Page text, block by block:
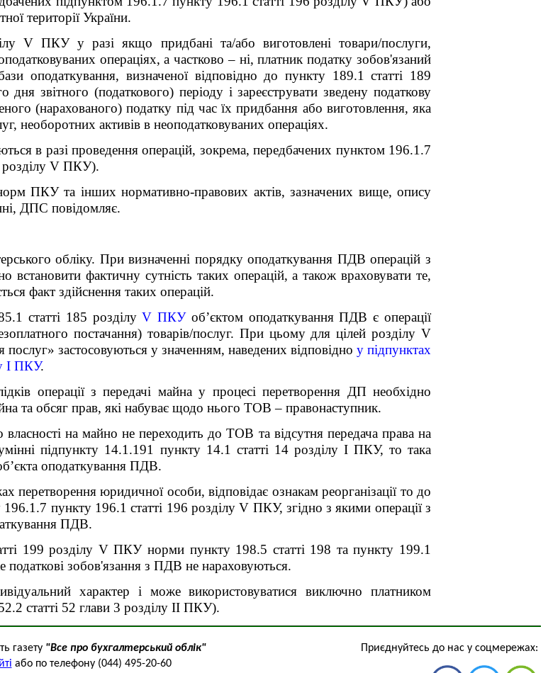
території України.
V ПКУ у разі якщо придбані та/або виготовлені товари/послуги,
операціях, а частково – ні, платник податку зобов'язаний
оподаткування, визначеної відповідно до пункту 189.1 статті 189
звітного (податкового) періоду і зареєструвати зведену податкову
(нарахованого) податку під час їх придбання або виготовлення, яка
необоротних активів в неоподатковуваних операціях.
в разі проведення операцій, зокрема, передбачених пунктом 196.1.7
розділу V ПКУ).
ПКУ та інших нормативно-правових актів, зазначених вище, опису
ДПС повідомляє.
обліку. При визначенні порядку оподаткування ПДВ операцій з
встановити фактичну сутність таких операцій, а також враховувати те,
факт здійснення таких операцій.
статті 185 розділуV ПКУ об’єктом оподаткування ПДВ є операції
постачання) товарів/послуг. При цьому для цілей розділу V
застосовуються у значенням, наведених відповідно у підпунктах
І ПКУ.
операції з передачі майна у процесі перетворення ДП необхідно
та обсяг прав, які набуває щодо нього ТОВ – правонаступник.
власності на майно не переходить до ТОВ та відсутня передача права на
підпункту 14.1.191 пункту 14.1 статті 14 розділу І ПКУ, то така
оподаткування ПДВ.
перетворення юридичної особи, відповідає ознакам реорганізації то до
пункту 196.1 статті 196 розділуV ПКУ, згідно з якими операції з
ПДВ.
199 розділу V ПКУ норми пункту 198.5 статті 198 та пункту 199.1
зобов'язання з ПДВ не нараховуються.
характер і може використовуватися виключно платником
статті 52 глави 3 розділу ІІ ПКУ).
газету "Все про бухгалтерський облік"
або по телефону (044) 495-20-60
Приєднуйтесь до нас у соцмережах: